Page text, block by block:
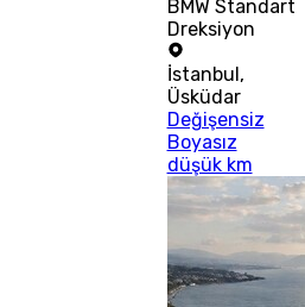
BMW Standart
Dreksiyon
İstanbul ,
Üsküdar
Değişensiz
Boyasız
düşük km